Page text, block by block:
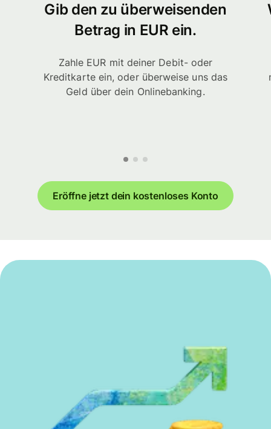
Gib den zu überweisenden
Betrag in EUR ein.
Zahle EUR mit deiner Debit- oder
Kreditkarte ein, oder überweise uns das
Geld über dein Onlinebanking.
Eröffne jetzt dein kostenloses Konto